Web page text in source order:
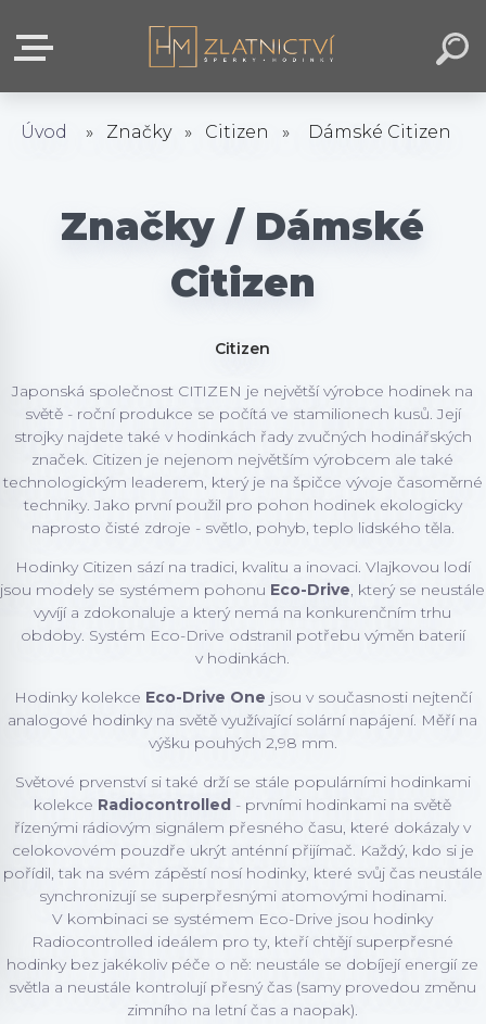
Úvod » Značky » Citizen » Dámské Citizen
Značky / Dámské
Citizen
Citizen
Japonská společnost CITIZEN je největší výrobce hodinek na
světě - roční produkce se počítá ve stamilionech kusů. Její
strojky najdete také v hodinkách řady zvučných hodinářských
značek. Citizen je nejenom největším výrobcem ale také
technologickým leaderem, který je na špičce vývoje časoměrné
techniky. Jako první použil pro pohon hodinek ekologicky
naprosto čisté zdroje - světlo, pohyb, teplo lidského těla.
Hodinky Citizen sází na tradici, kvalitu a inovaci. Vlajkovou lodí
jsou modely se systémem pohonu Eco-Drive, který se neustále
vyvíjí a zdokonaluje a který nemá na konkurenčním trhu
obdoby. Systém Eco-Drive odstranil potřebu výměn baterií
v hodinkách.
Hodinky kolekce Eco-Drive One jsou v současnosti nejtenčí
analogové hodinky na světě využívající solární napájení. Měří na
výšku pouhých 2,98 mm.
Světové prvenství si také drží se stále populárními hodinkami
kolekce Radiocontrolled - prvními hodinkami na světě
řízenými rádiovým signálem přesného času, které dokázaly v
celokovovém pouzdře ukrýt anténní přijímač. Každý, kdo si je
pořídil, tak na svém zápěstí nosí hodinky, které svůj čas neustále
synchronizují se superpřesnými atomovými hodinami.
V kombinaci se systémem Eco-Drive jsou hodinky
Radiocontrolled ideálem pro ty, kteří chtějí superpřesné
hodinky bez jakékoliv péče o ně: neustále se dobíjejí energií ze
světla a neustále kontrolují přesný čas (samy provedou změnu
zimního na letní čas a naopak).